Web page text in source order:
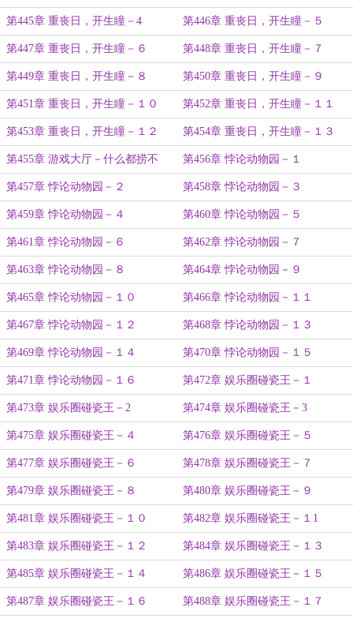
第445章 重丧日，开生瞳－4 第446章 重丧日，开生瞳－５
第447章 重丧日，开生瞳－６ 第448章 重丧日，开生瞳－７
第449章 重丧日，开生瞳－８ 第450章 重丧日，开生瞳－９
第451章 重丧日，开生瞳－１０ 第452章 重丧日，开生瞳－１１
第453章 重丧日，开生瞳－１２ 第454章 重丧日，开生瞳－１３
第455章 游戏大厅－什么都捞不
到！
第456章 悖论动物园－１
第457章 悖论动物园－２ 第458章 悖论动物园－３
第459章 悖论动物园－４ 第460章 悖论动物园－５
第461章 悖论动物园－６ 第462章 悖论动物园－７
第463章 悖论动物园－８ 第464章 悖论动物园－９
第465章 悖论动物园－１０ 第466章 悖论动物园－１１
第467章 悖论动物园－１２ 第468章 悖论动物园－１３
第469章 悖论动物园－１４ 第470章 悖论动物园－１５
第471章 悖论动物园－１６ 第472章 娱乐圈碰瓷王－１
第473章 娱乐圈碰瓷王－2 第474章 娱乐圈碰瓷王－3
第475章 娱乐圈碰瓷王－４ 第476章 娱乐圈碰瓷王－５
第477章 娱乐圈碰瓷王－６ 第478章 娱乐圈碰瓷王－７
第479章 娱乐圈碰瓷王－８ 第480章 娱乐圈碰瓷王－９
第481章 娱乐圈碰瓷王－１０ 第482章 娱乐圈碰瓷王－１1
第483章 娱乐圈碰瓷王－１２ 第484章 娱乐圈碰瓷王－１３
第485章 娱乐圈碰瓷王－１４ 第486章 娱乐圈碰瓷王－１５
第487章 娱乐圈碰瓷王－１６ 第488章 娱乐圈碰瓷王－１７